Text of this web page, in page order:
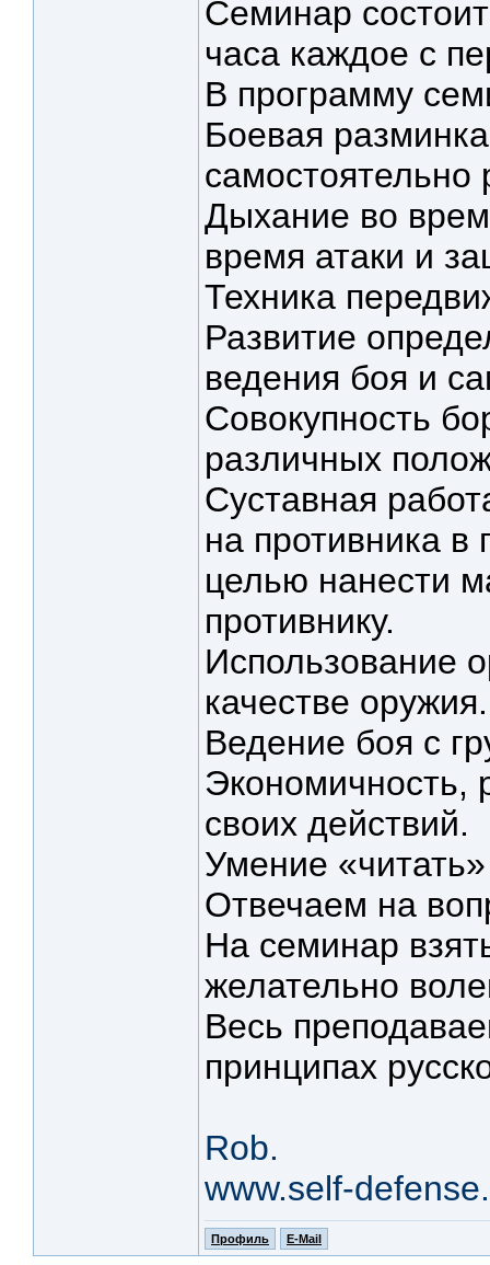
Семинар
часа каждое с
В программу
Боевая
Дыхание во
время атаки и
Техника
Развитие
ведения боя и
Совокупность
различных
Суставная
на противника в
целью нанести
противнику.
Использование
качестве оружия.
Ведение боя с
Экономичность,
своих действий.
Умение
Отвечаем на
На семинар
желательно
Весь
принципах
Rob.
www.self-
Профиль E-Mail